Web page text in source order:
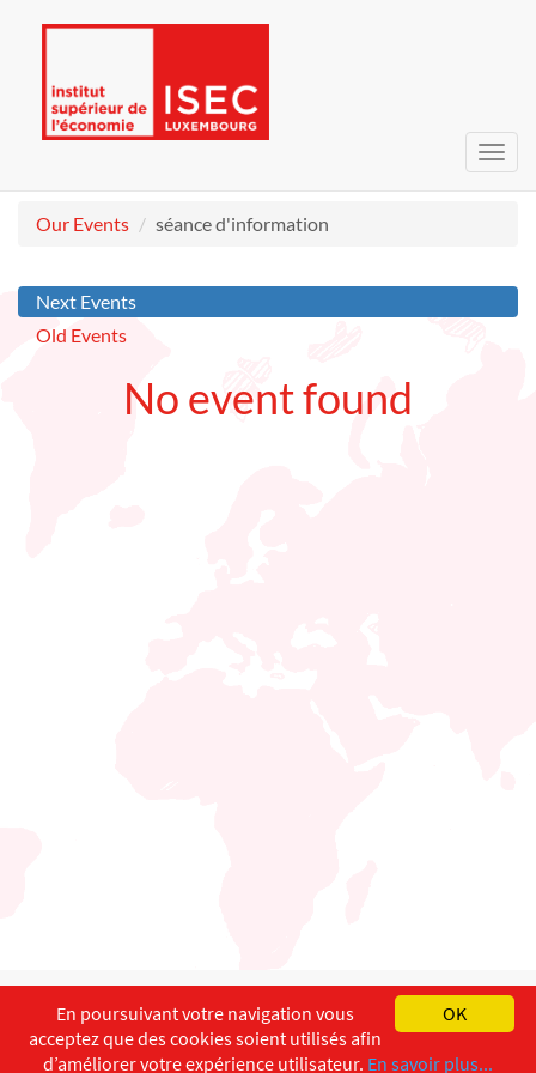
Our Events
séance d'information
Next Events
Old Events
No event found
English Français
Copyright ©ISEC-AdW Impressum
OK
En poursuivant votre navigation vous
acceptez que des cookies soient utilisés afin
d’améliorer votre expérience utilisateur. En savoir plus...